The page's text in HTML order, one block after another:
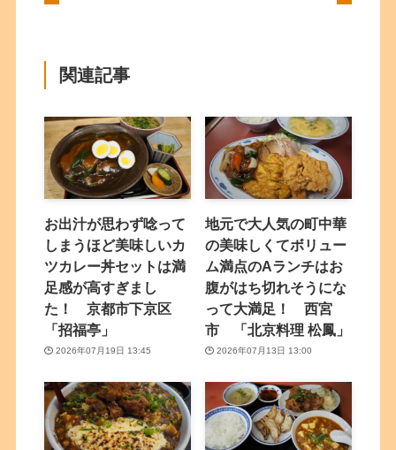
関連記事
お出汁が思わず唸って
しまうほど美味しいカ
ツカレー丼セットは満
足感が高すぎまし
た！ 京都市下京区
「招福亭」
2026年07月19日 13:45
地元で大人気の町中華
の美味しくてボリュー
ム満点のAランチはお
腹がはち切れそうにな
って大満足！ 西宮
市 「北京料理 松鳳」
2026年07月13日 13:00